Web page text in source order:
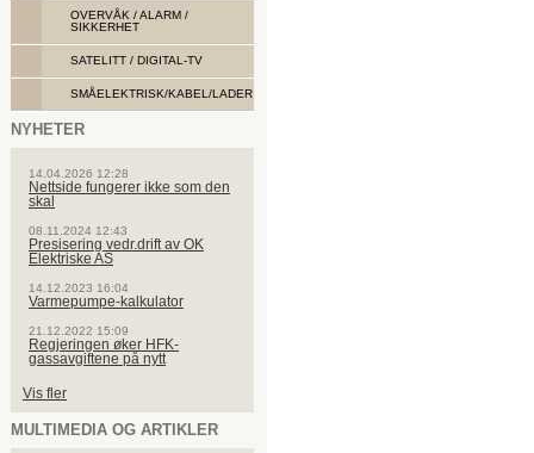
OVERVÅK / ALARM /
SIKKERHET
SATELITT / DIGITAL-TV
SMÅELEKTRISK/KABEL/LADER
NYHETER
14.04.2026 12:28
Nettside fungerer ikke som den
skal
08.11.2024 12:43
Presisering vedr.drift av OK
Elektriske AS
14.12.2023 16:04
Varmepumpe-kalkulator
21.12.2022 15:09
Regjeringen øker HFK-
gassavgiftene på nytt
Vis fler
MULTIMEDIA OG ARTIKLER